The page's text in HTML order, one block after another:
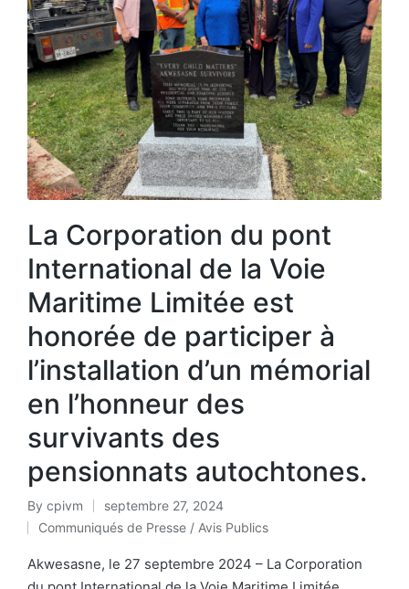
La Corporation du pont
International de la Voie
Maritime Limitée est
honorée de participer à
l’installation d’un mémorial
en l’honneur des
survivants des
pensionnats autochtones.
By cpivm
septembre 27, 2024
Communiqués de Presse / Avis Publics
Akwesasne, le 27 septembre 2024 – La Corporation